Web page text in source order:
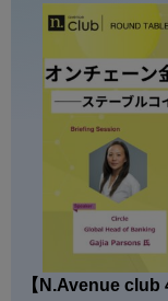
【N.Avenue club